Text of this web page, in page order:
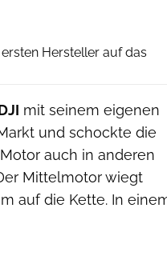
Hersteller auf das
mit seinem eigenen
und schockte die
auch in anderen
Mittelmotor wiegt
auf die Kette. In